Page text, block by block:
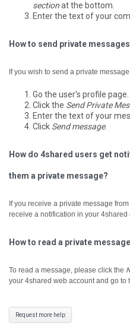
sectionat the bottom.
Enter the text of your
How to send private
If you wish to send a private
Go the user's profile page.
Click the Send Private
Enter the text of your
Click Send message.
How do 4shared users get
them a private message?
If you receive a private message
receive a notification in your 4shared
How to read a private
To read a message, please click the
your 4shared web account and go to
Request more help